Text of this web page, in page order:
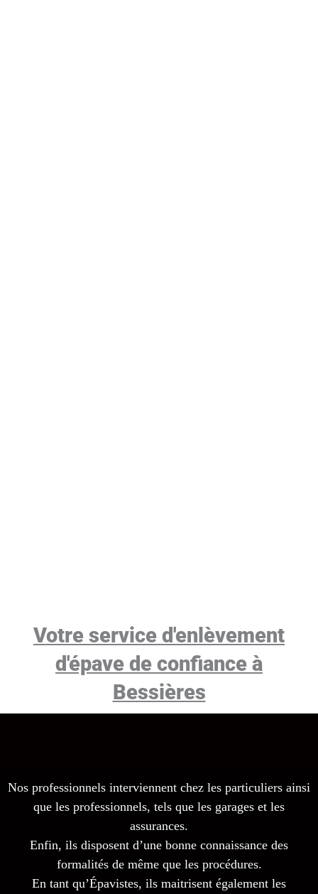
Votre service d'enlèvement
d'épave de confiance à
Bessières
Nos professionnels interviennent chez les particuliers ainsi
que les professionnels, tels que les garages et les
assurances.
Enfin, ils disposent d’une bonne connaissance des
formalités de même que les procédures.
En tant qu’Épavistes, ils maitrisent également les